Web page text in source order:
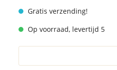
Vloerkleed turquoise
Gratis verzending!
Op voorraad, levertijd 5